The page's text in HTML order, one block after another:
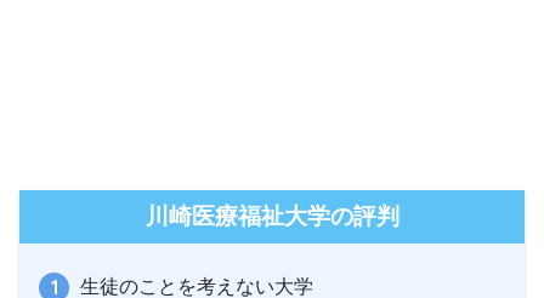
川崎医療福祉大学の評判
生徒のことを考えない大学